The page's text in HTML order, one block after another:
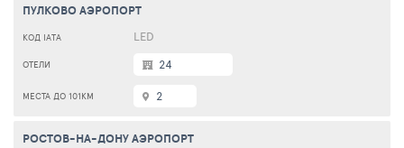
ПУЛКОВО АЭРОПОРТ
LED
24
2
РОСТОВ-НА-ДОНУ АЭРОПОРТ